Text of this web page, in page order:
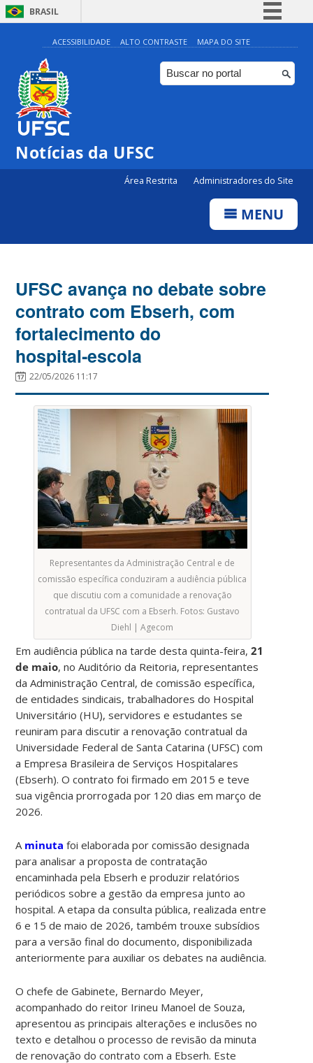
BRASIL
Simplifique!
Comunica BR
Participe
ACESSIBILIDADE ALTO CONTRASTE MAPA DO SITE
Notícias da UFSC
Área Restrita Administradores do Site
MENU
UFSC avança no debate sobre
contrato com Ebserh, com
fortalecimento do
hospital‑escola
22/05/2026 11:17
Representantes da Administração Central e de
comissão específica conduziram a audiência pública
que discutiu com a comunidade a renovação
contratual da UFSC com a Ebserh. Fotos: Gustavo
Diehl | Agecom
Em audiência pública na tarde desta quinta-feira,21
de maio, no Auditório da Reitoria, representantes
da Administração Central, de comissão específica,
de entidades sindicais, trabalhadores do Hospital
Universitário (HU), servidores e estudantes se
reuniram para discutir a renovação contratual da
Universidade Federal de Santa Catarina (UFSC) com
a Empresa Brasileira de Serviços Hospitalares
(Ebserh). O contrato foi firmado em 2015 e teve
sua vigência prorrogada por 120 dias em março de
2026.
A minuta foi elaborada por comissão designada
para analisar a proposta de contratação
encaminhada pela Ebserh e produzir relatórios
periódicos sobre a gestão da empresa junto ao
hospital. A etapa da consulta pública, realizada entre
6 e 15 de maio de 2026, também trouxe subsídios
para a versão final do documento, disponibilizada
anteriormente para auxiliar os debates na audiência.
O chefe de Gabinete, Bernardo Meyer,
acompanhado do reitor Irineu Manoel de Souza,
apresentou as principais alterações e inclusões no
texto e detalhou o processo de revisão da minuta
de renovação do contrato com a Ebserh. Este